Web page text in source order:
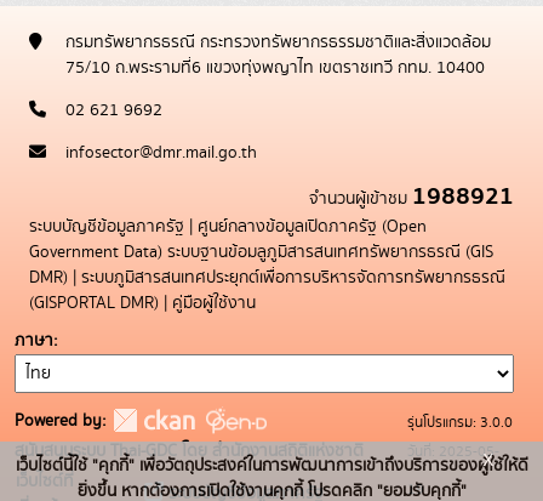
กรมทรัพยากรธรณี กระทรวงทรัพยากรธรรมชาติและสิ่งแวดล้อม
75/10 ถ.พระรามที่6 แขวงทุ่งพญาไท เขตราชเทวี กทม. 10400
02 621 9692
infosector@dmr.mail.go.th
จำนวนผู้เข้าชม 1988921
ระบบบัญชีข้อมูลภาครัฐ | ศูนย์กลางข้อมูลเปิดภาครัฐ (Open
Government Data) ระบบฐานข้อมลูภูมิสารสนเทศทรัพยากรธรณี (GIS
DMR) | ระบบภูมิสารสนเทศประยุกต์เพื่อการบริหารจัดการทรัพยากรธรณี
(GISPORTAL DMR) | คู่มือผู้ใช้งาน
ภาษา
Powered by:
สนับสนุนระบบ Thai-GDC โดย สำนักงานสถิติแห่งชาติ
เว็บไซต์ที่
ระบบบัญชีข้อมูลภาครัฐ
รุ่นโปรแกรม: 3.0.0
วันที่: 2025-05-
19
เว็บไซต์นี้ใช้ "คุกกี้" เพื่อวัตถุประสงค์ในการพัฒนาการเข้าถึงบริการของผู้ใช้ให้ดี
ยิ่งขึ้น หากต้องการเปิดใช้งานคุกกี้ โปรดคลิก "ยอมรับคุกกี้"
x